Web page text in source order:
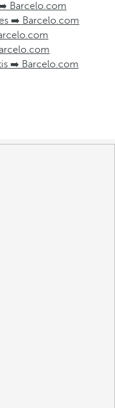
➡️ Barcelo.com
➡️ Barcelo.com
➡️ Barcelo.com